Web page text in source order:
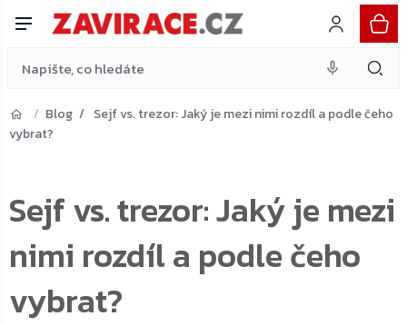
Blog
Sejf vs. trezor: Jaký je mezi nimi rozdíl a podle čeho
vybrat?
Sejf vs. trezor: Jaký je mezi
nimi rozdíl a podle čeho
vybrat?